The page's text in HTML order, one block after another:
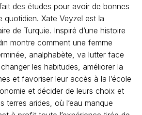
des études pour avoir de bonnes
quotidien. Xate Veyzel est la
de Turquie. Inspiré d’une histoire
montre comment une femme
analphabète, va lutter face
les habitudes, améliorer la
et favoriser leur accès à la l’école
et décider de leurs choix et
terres arides, où l’eau manque